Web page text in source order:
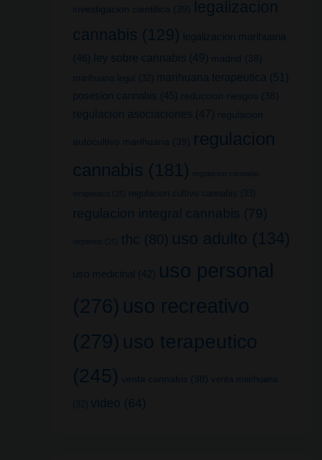
investigacion cientifica (39)
legalizacion
cannabis (129) legalizacion marihuana
(46) ley sobre cannabis (49) madrid (38)
marihuana legal (32) marihuana terapeutica (51)
posesion cannabis (45) reduccion riesgos (38)
regulacion asociaciones (47) regulacion
autocultivo marihuana (39)
regulacion
cannabis (181) regulacion cannabis
terapeutico (25) regulacion cultivo cannabis (33)
regulacion integral cannabis (79)
terpenos (25) thc (80) uso adulto (134)
uso medicinal (42) uso personal
(276) uso recreativo
(279) uso terapeutico
(245) venta cannabis (38) venta marihuana
(32) video (64)